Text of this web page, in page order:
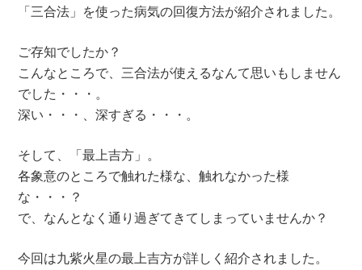
「三合法」を使った病気の回復方法が紹介されました。
ご存知でしたか？
こんなところで、三合法が使えるなんて思いもしません
でした・・・。
深い・・・、深すぎる・・・。
そして、「最上吉方」。
各象意のところで触れた様な、触れなかった様
な・・・？
で、なんとなく通り過ぎてきてしまっていませんか？
今回は九紫火星の最上吉方が詳しく紹介されました。